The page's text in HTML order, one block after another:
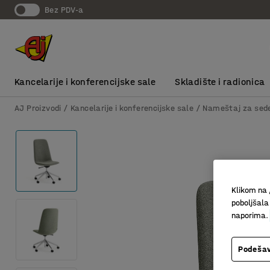
bez PDV-a
Kancelarije i konferencijske sale Skladište i radionica
AJ Proizvodi Kancelarije i konferencijske sale Nameštaj za
Klikom na
naporima.